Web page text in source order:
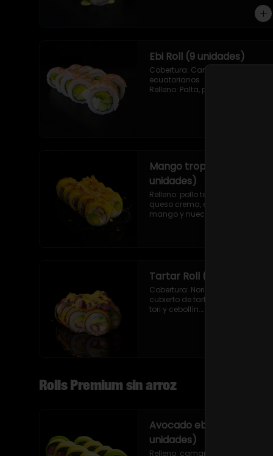
Ebi Roll (9 unidades)
Cobertura: Camarones
ecuatorianos
Relleno: Palta, pepino y queso
Mango tropic (9
unidades)
Relleno: pollo teriyaki, palta y
queso crema, envuelto en
mango y nueces con salsa de
Tartar Roll (9 unidades)
Cobertura: Nori frito en panko
cubierto de tartar de atún, salsa
tori y cebollín.
Rolls Premium sin arroz
Avocado ebi maguro (9
unidades)
Relleno: camarón ecuatoriano